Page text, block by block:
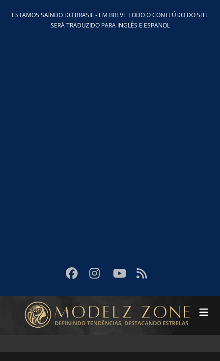
paraESTAMOS SAINDO DO BRASIL - EM BREVE TODO O CONTEÚDO DO SITE
SERÁ TRADUZIDO PARA INGLÊS E ESPANOL